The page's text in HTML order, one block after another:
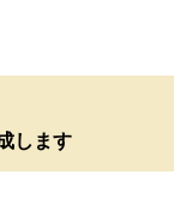
します